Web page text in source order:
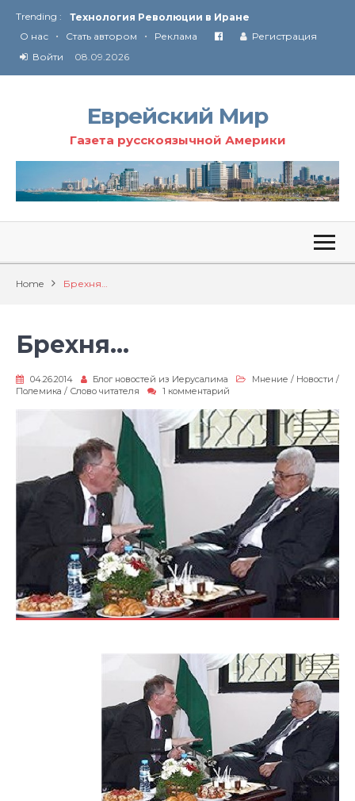
Trending :
Технология Революции в Иране
От Ирана до Ливана и Газы
О нас • Стать автором • Реклама
Регистрация
Войти
08.09.2026
Еврейский Мир
Газета русскоязычной Америки
Home Брехня…
Брехня…
04.26.2014 Блог новостей из Иерусалима Мнение / Новости /
Полемика / Слово читателя 1 комментарий
Брехня…